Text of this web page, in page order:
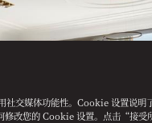
社交媒体功能性。Cookie 设置说明
修改您的 Cookie 设置。点击“接